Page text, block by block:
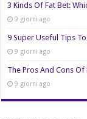
3 Kinds Of Fat Bet:
9 giorni ago
9 Super Useful Tips
9 giorni ago
The Pros And Cons
9 giorni ago